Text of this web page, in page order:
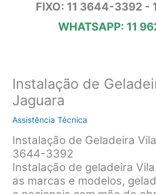
FIXO: 11 3644-3392 -
WHATSAPP: 11
Instalação de
Jaguara
Assistência Técnica
Instalação de Geladeira
3644-3392
Instalação de geladeira
as marcas e modelos,